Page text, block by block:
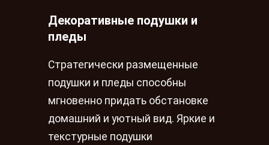
Декоративные подушки и
пледы
Стратегически размещенные
подушки и пледы способны
мгновенно придать обстановке
домашний и уютный вид. Яркие и
текстурные подушки